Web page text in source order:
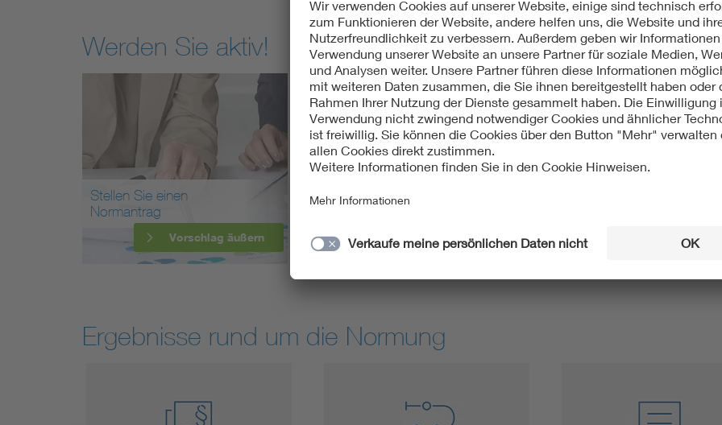
Werden Sie aktiv!
Stellen Sie einen
Normantrag
Vorschlag äußern
Arbeiten Sie in der Normung
Experte werden Stellung
Ergebnisse rund um die Normung